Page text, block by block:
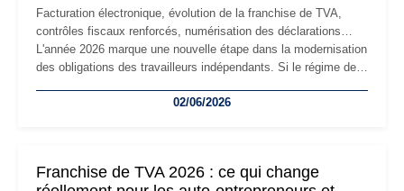
Facturation électronique, évolution de la franchise de TVA,
contrôles fiscaux renforcés, numérisation des déclarations…
L'année 2026 marque une nouvelle étape dans la modernisation
des obligations des travailleurs indépendants. Si le régime de
les auto-entrepreneurs devront s'adapter à un environnement
02/06/2026
Franchise de TVA 2026 : ce qui change